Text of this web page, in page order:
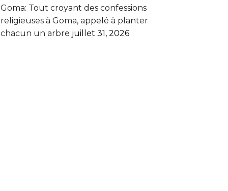
Goma: Tout croyant des confessions
religieuses à Goma, appelé à planter
chacun un arbre juillet 31, 2026